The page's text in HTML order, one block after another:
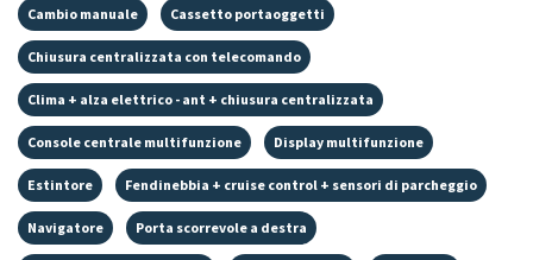
Cambio manuale Cassetto portaoggetti
Chiusura centralizzata con telecomando
Clima + alza elettrico - ant + chiusura centralizzata
Console centrale multifunzione Display multifunzione
Estintore Fendinebbia + cruise control + sensori di parcheggio
Navigatore Porta scorrevole a destra